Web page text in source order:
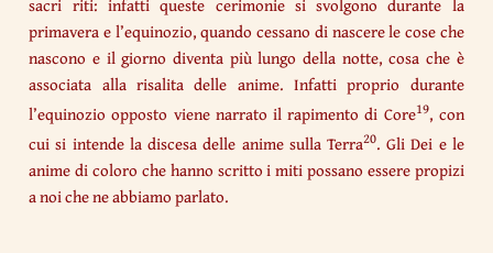
sacri riti: infatti queste cerimonie si svolgono durante la
primavera e l’equinozio, quando cessano di nascere le cose che
nascono e il giorno diventa più lungo della notte, cosa che è
associata alla risalita delle anime. Infatti proprio durante
l’equinozio opposto viene narrato il rapimento di Core19, con
cui si intende la discesa delle anime sulla Terra20. Gli Dei e le
anime di coloro che hanno scritto i miti possano essere propizi
a noi che ne abbiamo parlato.